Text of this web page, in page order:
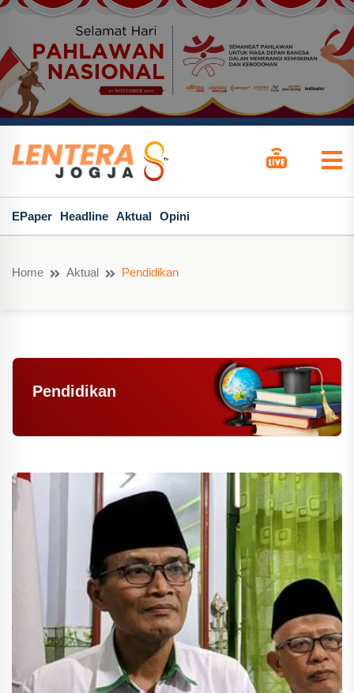
EPaper Headline Aktual Opini
Home Aktual Pendidikan
Pendidikan